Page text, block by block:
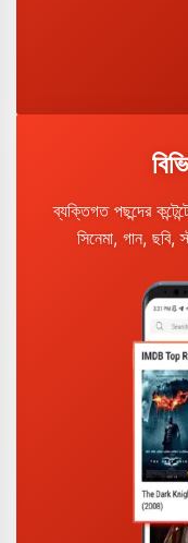
ব্যক্তিগত পছন্দের
সিনেমা, গান, ছবি,